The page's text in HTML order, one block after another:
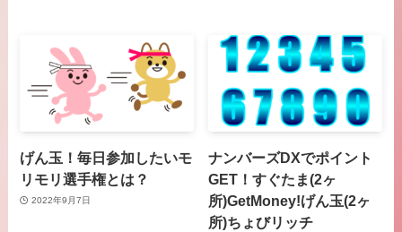
げん玉！毎日参加したいモ
リモリ選手権とは？
2022年9月7日
ナンバーズDXでポイント
GET！すぐたま(2ヶ
所)GetMoney!げん玉(2ヶ
所)ちょびリッチ